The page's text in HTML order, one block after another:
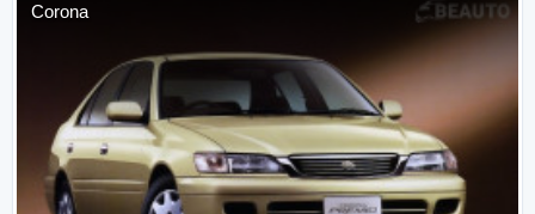
Corona